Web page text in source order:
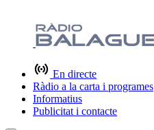
En directe
Ràdio a la carta i programes
Informatius
Publicitat i contacte